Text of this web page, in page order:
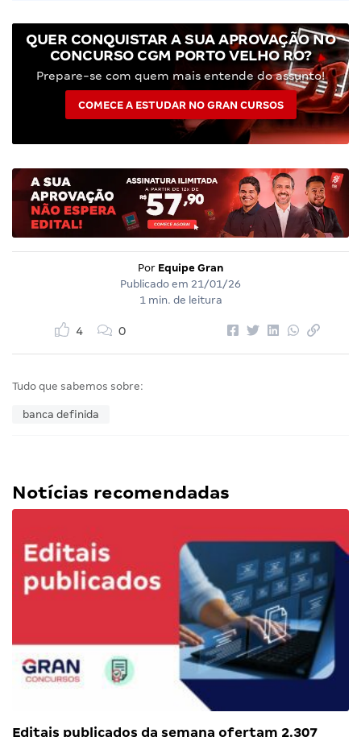
QUER CONQUISTAR A SUA APROVAÇÃO NO
CONCURSO CGM PORTO VELHO RO?
Prepare-se com quem mais entende do assunto!
COMECE A ESTUDAR NO GRAN CURSOS
Por Equipe Gran
Publicado em 21/01/26
1 min. de leitura
4 0
Tudo que sabemos sobre:
banca definida
Notícias recomendadas
Editais publicados da semana ofertam 2.307